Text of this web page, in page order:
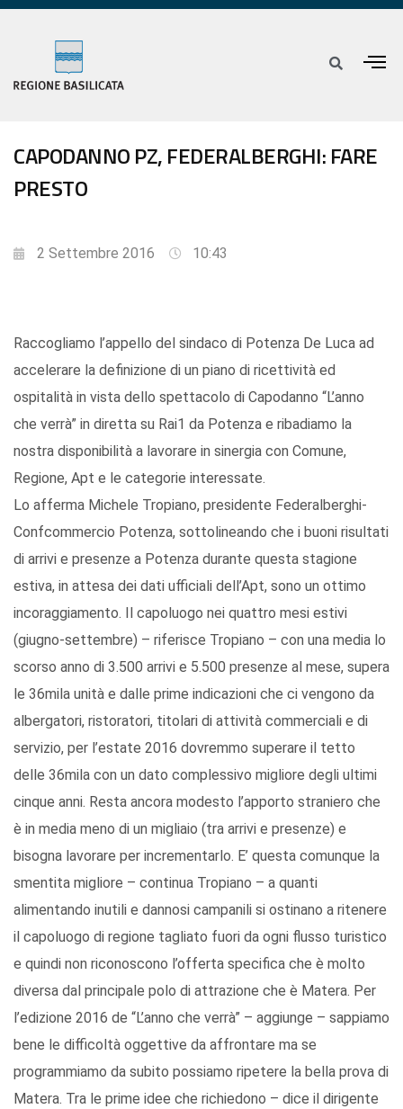
CAPODANNO PZ, FEDERALBERGHI: FARE
PRESTO
2 Settembre 2016 10:43
Raccogliamo l’appello del sindaco di Potenza De Luca ad
accelerare la definizione di un piano di ricettività ed
ospitalità in vista dello spettacolo di Capodanno “L’anno
che verrà” in diretta su Rai1 da Potenza e ribadiamo la
nostra disponibilità a lavorare in sinergia con Comune,
Regione, Apt e le categorie interessate.
Lo afferma Michele Tropiano, presidente Federalberghi-
Confcommercio Potenza, sottolineando che i buoni risultati
di arrivi e presenze a Potenza durante questa stagione
estiva, in attesa dei dati ufficiali dell’Apt, sono un ottimo
incoraggiamento. Il capoluogo nei quattro mesi estivi
(giugno-settembre) – riferisce Tropiano – con una media lo
scorso anno di 3.500 arrivi e 5.500 presenze al mese, supera
le 36mila unità e dalle prime indicazioni che ci vengono da
albergatori, ristoratori, titolari di attività commerciali e di
servizio, per l’estate 2016 dovremmo superare il tetto
delle 36mila con un dato complessivo migliore degli ultimi
cinque anni. Resta ancora modesto l’apporto straniero che
è in media meno di un migliaio (tra arrivi e presenze) e
bisogna lavorare per incrementarlo. E’ questa comunque la
smentita migliore – continua Tropiano – a quanti
alimentando inutili e dannosi campanili si ostinano a ritenere
il capoluogo di regione tagliato fuori da ogni flusso turistico
e quindi non riconoscono l’offerta specifica che è molto
diversa dal principale polo di attrazione che è Matera. Per
l’edizione 2016 de “L’anno che verrà” – aggiunge – sappiamo
bene le difficoltà oggettive da affrontare ma se
programmiamo da subito possiamo ripetere la bella prova di
Matera. Tra le prime idee che richiedono – dice il dirigente